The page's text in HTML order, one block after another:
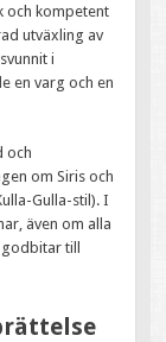
och kompetent
utväxling av
i
en varg och en
och
om Siris och
Gulla-stil). I
även om alla
till